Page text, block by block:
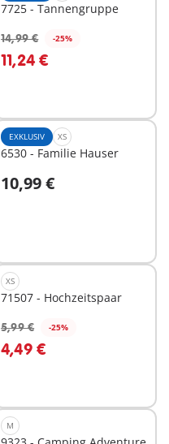
7725 - Tannengruppe
14,99 € -25%
11,24 €
In den Warenkorb
EXKLUSIV XS
6530 - Familie Hauser
10,99 €
In den Warenkorb
XS
71507 - Hochzeitspaar
5,99 € -25%
4,49 €
In den Warenkorb
M